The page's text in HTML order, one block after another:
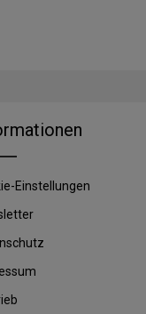
Einstellungen